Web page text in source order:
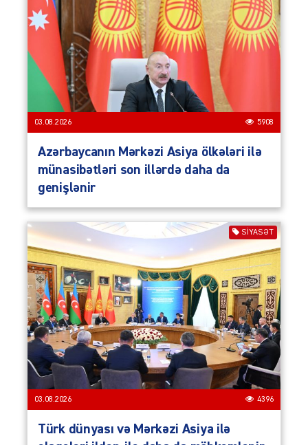
03.08.2026 5908
Azərbaycanın Mərkəzi Asiya ölkələri ilə
münasibətləri son illərdə daha da
genişlənir
SIYASƏT
03.08.2026 4396
Türk dünyası və Mərkəzi Asiya ilə